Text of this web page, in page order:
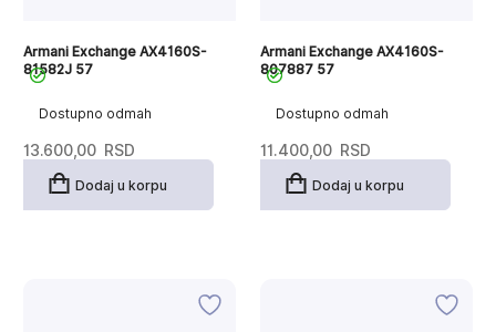
Dostupno odmah
Armani Exchange AX4160S-
81582J 57
13.600,00 RSD
Dodaj u korpu
Dostupno odmah
Armani Exchange AX4160S-
807887 57
11.400,00 RSD
Dodaj u korpu